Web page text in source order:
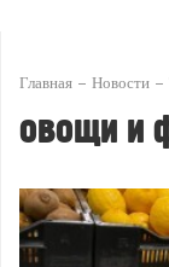
Главная Новости
овощи и